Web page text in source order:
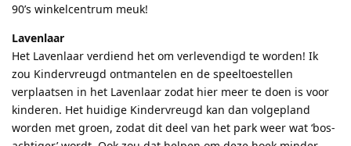
90’s winkelcentrum meuk!
Lavenlaar
Het Lavenlaar verdiend het om verlevendigd te worden! Ik
zou Kindervreugd ontmantelen en de speeltoestellen
verplaatsen in het Lavenlaar zodat hier meer te doen is voor
kinderen. Het huidige Kindervreugd kan dan volgepland
worden met groen, zodat dit deel van het park weer wat ‘bos-